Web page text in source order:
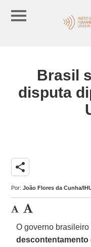
Brasil
disputa
share
Por:João Flores da Cunha/
O governo brasileiro
descontentamento